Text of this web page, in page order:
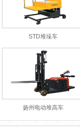
STD堆垛车
扬州电动堆高车